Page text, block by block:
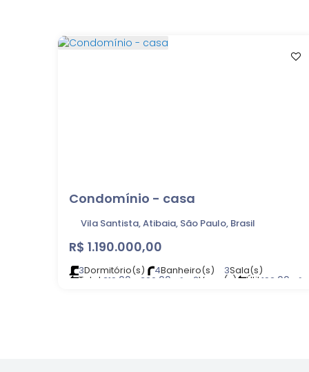
Condomínio - casa
R$ 1.190.000,00
Vila Santista, Atibaia, São Paulo, Brasil
3Dormitório(s) 4Banheiro(s) 3Sala(s)
Total: 319 .00 ~ 320 .00 m² 2Vaga(s) Útil: 192 .00 m²